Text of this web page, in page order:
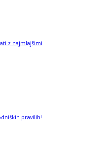
z najmlajšimi
pravilih!